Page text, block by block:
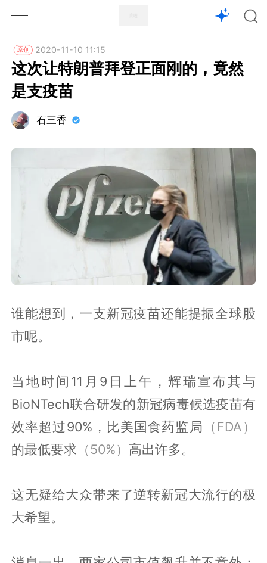
1X
原创 2020-11-10 11:15
这次让特朗普拜登正面刚的，竟然
是支疫苗
石三香
谁能想到，一支新冠疫苗还能提振全球股
市呢。
当地时间11月9日上午，辉瑞宣布其与
BioNTech联合研发的新冠病毒候选疫苗有
效率超过90%，比美国食药监局 （FDA）
的最低要求 （50%） 高出许多。
这无疑给大众带来了逆转新冠大流行的极
大希望。